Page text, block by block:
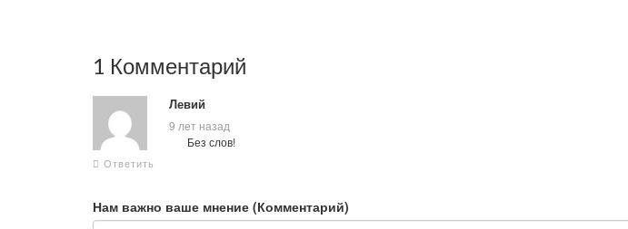
1 Комментарий
Левий
9 лет назад
Без слов!
Ответить
Нам важно ваше мнение (Комментарий)